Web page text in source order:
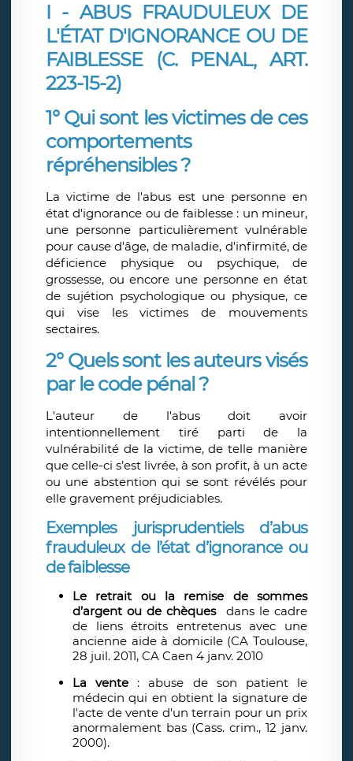
I - ABUS FRAUDULEUX DE
L'ÉTAT D'IGNORANCE OU DE
FAIBLESSE (C. PENAL, ART.
223-15-2)
1° Qui sont les victimes de ces
comportements
répréhensibles ?
La victime de l'abus est une personne en
état d'ignorance ou de faiblesse : un mineur,
une personne particulièrement vulnérable
pour cause d'âge, de maladie, d'infirmité, de
déficience physique ou psychique, de
grossesse, ou encore une personne en état
de sujétion psychologique ou physique, ce
qui vise les victimes de mouvements
sectaires.
2° Quels sont les auteurs visés
par le code pénal ?
L'auteur de l'abus doit avoir
intentionnellement tiré parti de la
vulnérabilité de la victime, de telle manière
que celle-ci s’est livrée, à son profit, à un acte
ou une abstention qui se sont révélés pour
elle gravement préjudiciables.
Exemples jurisprudentiels d’abus
frauduleux de l’état d’ignorance ou
de faiblesse
Le retrait ou la remise de sommes
d’argent ou de chèques dans le cadre
de liens étroits entretenus avec une
ancienne aide à domicile (CA Toulouse,
28 juil. 2011, CA Caen 4 janv. 2010
La vente : abuse de son patient le
médecin qui en obtient la signature de
l'acte de vente d'un terrain pour un prix
anormalement bas (Cass. crim., 12 janv.
2000).